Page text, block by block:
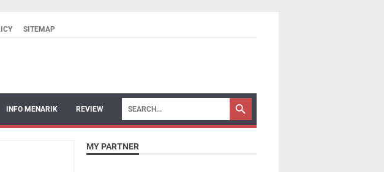
SITEMAP
INFO MENARIK REVIEW
MY PARTNER